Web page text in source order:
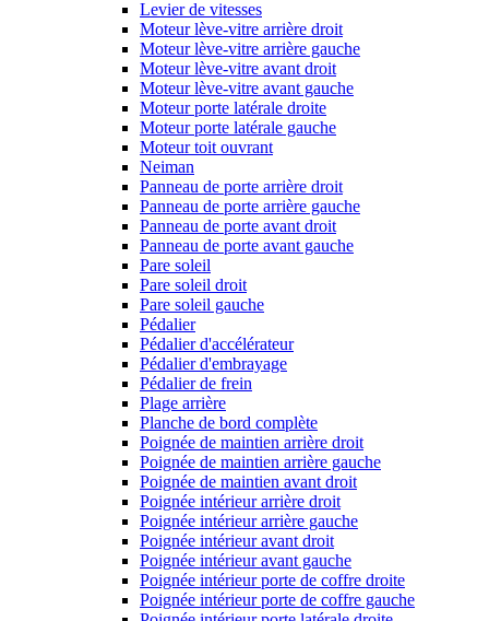
Levier de vitesses
Moteur lève-vitre arrière droit
Moteur lève-vitre arrière gauche
Moteur lève-vitre avant droit
Moteur lève-vitre avant gauche
Moteur porte latérale droite
Moteur porte latérale gauche
Moteur toit ouvrant
Neiman
Panneau de porte arrière droit
Panneau de porte arrière gauche
Panneau de porte avant droit
Panneau de porte avant gauche
Pare soleil
Pare soleil droit
Pare soleil gauche
Pédalier
Pédalier d'accélérateur
Pédalier d'embrayage
Pédalier de frein
Plage arrière
Planche de bord complète
Poignée de maintien arrière droit
Poignée de maintien arrière gauche
Poignée de maintien avant droit
Poignée intérieur arrière droit
Poignée intérieur arrière gauche
Poignée intérieur avant droit
Poignée intérieur avant gauche
Poignée intérieur porte de coffre droite
Poignée intérieur porte de coffre gauche